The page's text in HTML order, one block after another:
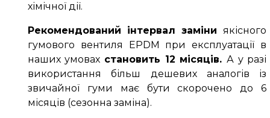
хімічної дії.
Рекомендований інтервал заміниякісного
гумового вентиля EPDM при експлуатації в
наших умовах становить 12 місяців.А у разі
використання більш дешевих аналогів із
звичайної гуми має бути скорочено до 6
місяців (сезонна заміна).